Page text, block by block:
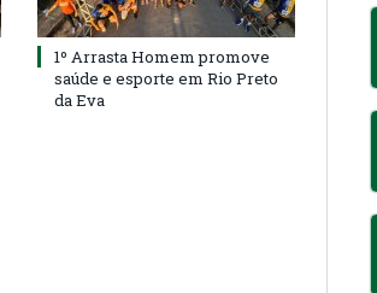
1º Arrasta Homem promove
saúde e esporte em Rio Preto
da Eva